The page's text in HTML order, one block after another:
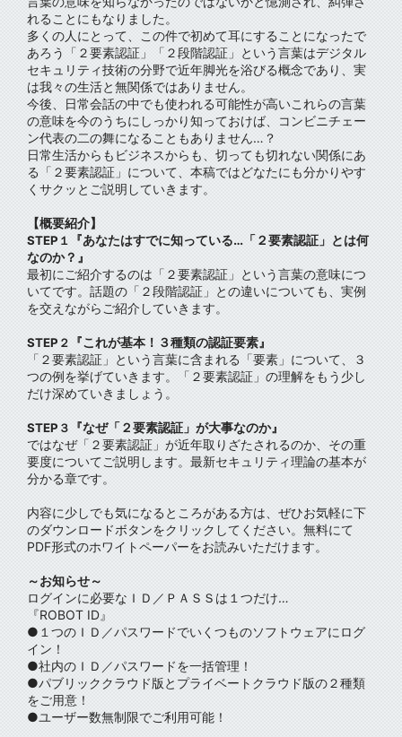
れることにもなりました。
多くの人にとって、この件で初めて耳にすることになったで
あろう「２要素認証」「２段階認証」という言葉はデジタル
セキュリティ技術の分野で近年脚光を浴びる概念であり、実
は我々の生活と無関係ではありません。
今後、日常会話の中でも使われる可能性が高いこれらの言葉
の意味を今のうちにしっかり知っておけば、コンビニチェー
ン代表の二の舞になることもありません…？
日常生活からもビジネスからも、切っても切れない関係にあ
る「２要素認証」について、本稿ではどなたにも分かりやす
くサクッとご説明していきます。
【概要紹介】
STEP１
『あなたはすでに知っている…「２要素認証」とは何
なのか？』
最初にご紹介するのは「２要素認証」という言葉の意味につ
いてです。話題の「２段階認証」との違いについても、実例
を交えながらご紹介していきます。
STEP２
『これが基本！３種類の認証要素』
「２要素認証」という言葉に含まれる「要素」について、３
つの例を挙げていきます。「２要素認証」の理解をもう少し
だけ深めていきましょう。
STEP３
『なぜ「２要素認証」が大事なのか』
ではなぜ「２要素認証」が近年取りざたされるのか、その重
要度についてご説明します。最新セキュリティ理論の基本が
分かる章です。
内容に少しでも気になるところがある方は、ぜひお気軽に下
のダウンロードボタンをクリックしてください。無料にて
PDF形式のホワイトペーパーをお読みいただけます。
～お知らせ～
ログインに必要なＩＤ／ＰＡＳＳは１つだけ…
『ROBOT ID』
●１つのＩＤ／パスワードでいくつものソフトウェアにログ
イン！
●社内のＩＤ／パスワードを一括管理！
●パブリッククラウド版とプライベートクラウド版の２種類
をご用意！
●ユーザー数無制限でご利用可能！